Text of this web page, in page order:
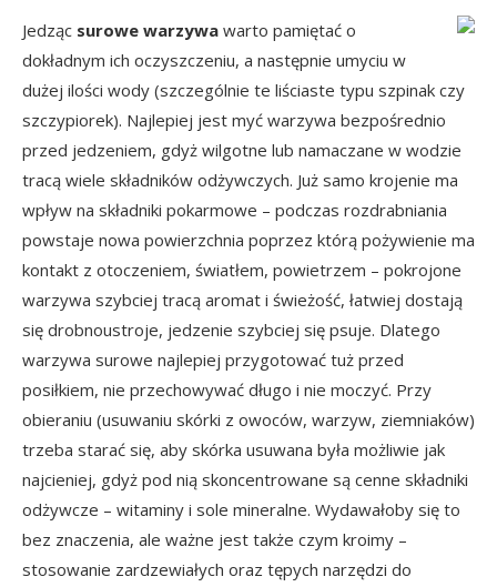
Jedząc surowe warzywa warto pamiętać o
dokładnym ich oczyszczeniu, a następnie umyciu w
dużej ilości wody (szczególnie te liściaste typu szpinak czy
szczypiorek). Najlepiej jest myć warzywa bezpośrednio
przed jedzeniem, gdyż wilgotne lub namaczane w wodzie
tracą wiele składników odżywczych. Już samo krojenie ma
wpływ na składniki pokarmowe – podczas rozdrabniania
powstaje nowa powierzchnia poprzez którą pożywienie ma
kontakt z otoczeniem, światłem, powietrzem – pokrojone
warzywa szybciej tracą aromat i świeżość, łatwiej dostają
się drobnoustroje, jedzenie szybciej się psuje. Dlatego
warzywa surowe najlepiej przygotować tuż przed
posiłkiem, nie przechowywać długo i nie moczyć. Przy
obieraniu (usuwaniu skórki z owoców, warzyw, ziemniaków)
trzeba starać się, aby skórka usuwana była możliwie jak
najcieniej, gdyż pod nią skoncentrowane są cenne składniki
odżywcze – witaminy i sole mineralne. Wydawałoby się to
bez znaczenia, ale ważne jest także czym kroimy –
stosowanie zardzewiałych oraz tępych narzędzi do